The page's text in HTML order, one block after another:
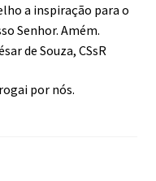
a inspiração para o
Senhor. Amém.
de Souza, CSsR
por nós.